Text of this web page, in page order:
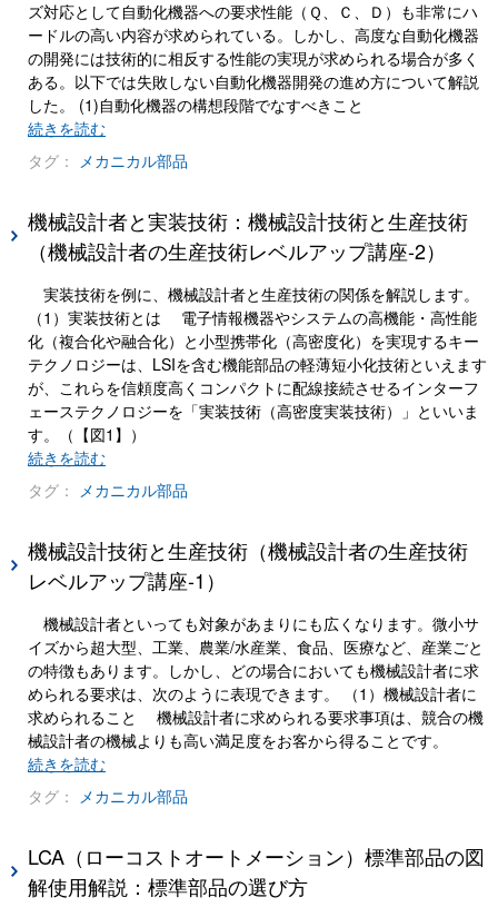
ズ対応として自動化機器への要求性能（Ｑ、Ｃ、Ｄ）も非常にハ
ードルの高い内容が求められている。しかし、高度な自動化機器
の開発には技術的に相反する性能の実現が求められる場合が多く
ある。以下では失敗しない自動化機器開発の進め方について解説
した。 (1)自動化機器の構想段階でなすべきこと
続きを読む
タグ： メカニカル部品
機械設計者と実装技術：機械設計技術と生産技術
（機械設計者の生産技術レベルアップ講座-2）
実装技術を例に、機械設計者と生産技術の関係を解説します。
（1）実装技術とは 電子情報機器やシステムの高機能・高性能
化（複合化や融合化）と小型携帯化（高密度化）を実現するキー
テクノロジーは、LSIを含む機能部品の軽薄短小化技術といえます
が、これらを信頼度高くコンパクトに配線接続させるインターフ
ェーステクノロジーを「実装技術（高密度実装技術）」といいま
す。（【図1】）
続きを読む
タグ： メカニカル部品
機械設計技術と生産技術（機械設計者の生産技術
レベルアップ講座-1）
機械設計者といっても対象があまりにも広くなります。微小サ
イズから超大型、工業、農業/水産業、食品、医療など、産業ごと
の特徴もあります。しかし、どの場合においても機械設計者に求
められる要求は、次のように表現できます。 （1）機械設計者に
求められること 機械設計者に求められる要求事項は、競合の機
械設計者の機械よりも高い満足度をお客から得ることです。
続きを読む
タグ： メカニカル部品
LCA（ローコストオートメーション）標準部品の図
解使用解説：標準部品の選び方